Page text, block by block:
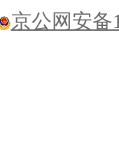
京公网安备